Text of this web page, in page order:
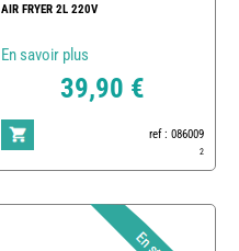
AIR FRYER 2L 220V
En savoir plus
39,90 €
ref : 086009
2